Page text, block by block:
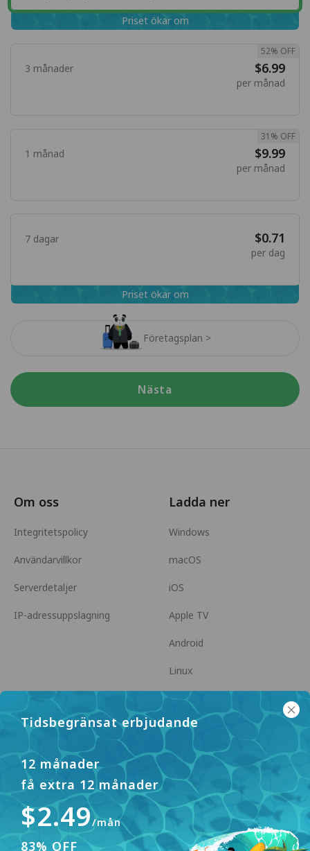
Företagsplan >
Priset ökar om
3 månader $6.99
per månad
52% OFF
1 månad $9.99
per månad
31% OFF
7 dagar $0.71
per dag
Priset ökar om
Nästa
Tidsbegränsat erbjudande
12 månader
få extra 12 månader
$2.49/mån
83% OFF
Om oss
Integritetspolicy
Användarvillkor
Serverdetaljer
IP-adressuppslagning
Ladda ner
Windows
macOS
iOS
Apple TV
Android
Linux
Android TV
Hjälpcenter
panda7x24@gmail.com
FAQ
Samarbete
Bli en Affiliate
Betalningsmetod